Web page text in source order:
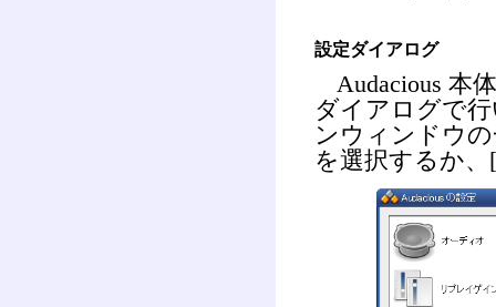
設定ダイアログ
Audacious 本
ダイアログで
ンウィンドウの
を選択するか